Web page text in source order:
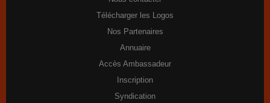
Télécharger les Logos
Nos Partenaires
Annuaire
Accès Ambassadeur
Inscription
Syndication